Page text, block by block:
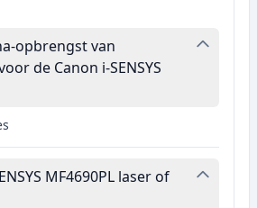
opbrengst van
de Canon i-SENSYS
MF4690PL laser of